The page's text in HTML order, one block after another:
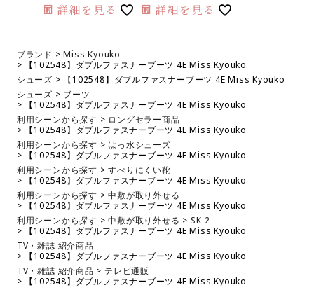
詳細を見る 詳細を見る
ブランド
Miss Kyouko
【102548】ダブルファスナーブーツ 4E Miss Kyouko
シューズ
【102548】ダブルファスナーブーツ 4E Miss Kyouko
シューズ
ブーツ
【102548】ダブルファスナーブーツ 4E Miss Kyouko
利用シーンから探す
ロングセラー商品
【102548】ダブルファスナーブーツ 4E Miss Kyouko
利用シーンから探す
はっ水シューズ
【102548】ダブルファスナーブーツ 4E Miss Kyouko
利用シーンから探す
すべりにくい靴
【102548】ダブルファスナーブーツ 4E Miss Kyouko
利用シーンから探す
中敷が取り外せる
【102548】ダブルファスナーブーツ 4E Miss Kyouko
利用シーンから探す
中敷が取り外せる
SK-2
【102548】ダブルファスナーブーツ 4E Miss Kyouko
TV・雑誌 紹介商品
【102548】ダブルファスナーブーツ 4E Miss Kyouko
TV・雑誌 紹介商品
テレビ通販
【102548】ダブルファスナーブーツ 4E Miss Kyouko